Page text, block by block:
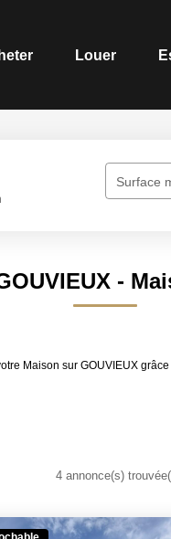
Louer
Surface
-
Maison sur GOUVIEUX
4 annonce(s)